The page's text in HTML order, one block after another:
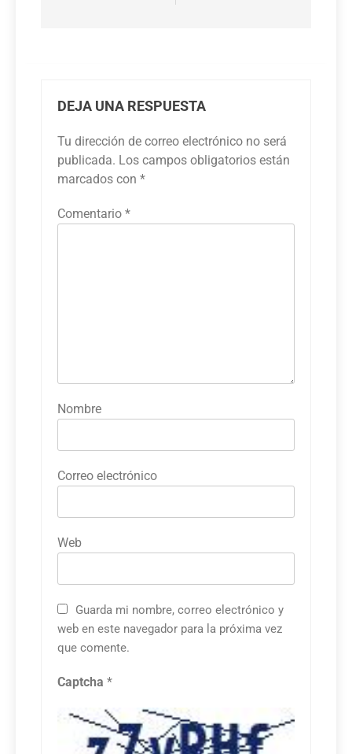
DEJA UNA RESPUESTA
Tu dirección de correo electrónico no será
publicada. Los campos obligatorios están
marcados con *
Comentario *
Nombre
Correo electrónico
Web
Guarda mi nombre, correo electrónico y
web en este navegador para la próxima vez
que comente.
Captcha *